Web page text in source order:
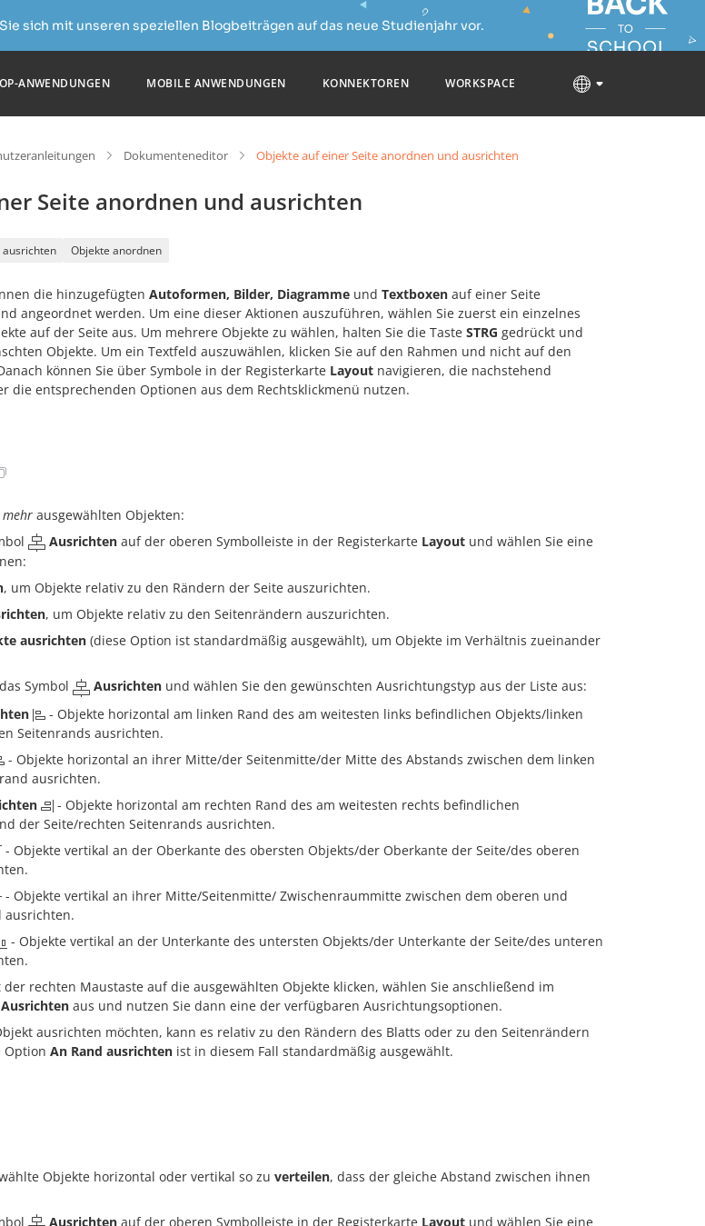
sich mit unseren speziellen Blogbeiträgen auf das neue Studienjahr vor.
ANWENDUNGEN MOBILE ANWENDUNGEN KONNEKTOREN WORKSPACE
Dokumenteneditor Objekte auf einer Seite anordnen und ausrichten
Seite anordnen und ausrichten
ausrichten Objekte anordnen
die hinzugefügten Autoformen, Bilder, Diagramme und Textboxen auf einer Seite
angeordnet werden. Um eine dieser Aktionen auszuführen, wählen Sie zuerst ein einzelnes
auf der Seite aus. Um mehrere Objekte zu wählen, halten Sie die Taste STRG gedrückt und
Objekte. Um ein Textfeld auszuwählen, klicken Sie auf den Rahmen und nicht auf den
können Sie über Symbole in der Registerkarte Layout navigieren, die nachstehend
die entsprechenden Optionen aus dem Rechtsklickmenü nutzen.
mehr ausgewählten Objekten:
Ausrichten auf der oberen Symbolleiste in der Registerkarte Layout und wählen Sie eine
, um Objekte relativ zu den Rändern der Seite auszurichten.
, um Objekte relativ zu den Seitenrändern auszurichten.
ausrichten (diese Option ist standardmäßig ausgewählt), um Objekte im Verhältnis zueinander
Symbol
Ausrichten und wählen Sie den gewünschten Ausrichtungstyp aus der Liste aus:
- Objekte horizontal am linken Rand des am weitesten links befindlichen Objekts/linken
Seitenrands ausrichten.
- Objekte horizontal an ihrer Mitte/der Seitenmitte/der Mitte des Abstands zwischen dem linken
ausrichten.
- Objekte horizontal am rechten Rand des am weitesten rechts befindlichen
der Seite/rechten Seitenrands ausrichten.
- Objekte vertikal an der Oberkante des obersten Objekts/der Oberkante der Seite/des oberen
- Objekte vertikal an ihrer Mitte/Seitenmitte/ Zwischenraummitte zwischen dem oberen und
ausrichten.
- Objekte vertikal an der Unterkante des untersten Objekts/der Unterkante der Seite/des unteren
rechten Maustaste auf die ausgewählten Objekte klicken, wählen Sie anschließend im
Ausrichten aus und nutzen Sie dann eine der verfügbaren Ausrichtungsoptionen.
ausrichten möchten, kann es relativ zu den Rändern des Blatts oder zu den Seitenrändern
Option An Rand ausrichten ist in diesem Fall standardmäßig ausgewählt.
Objekte horizontal oder vertikal so zu verteilen, dass der gleiche Abstand zwischen ihnen
Ausrichten auf der oberen Symbolleiste in der Registerkarte Layout und wählen Sie eine